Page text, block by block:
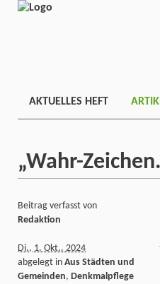
AKTUELLES HEFT
„Wahr-
Beitrag verfasst von
Redaktion
Di., 1. Okt.. 2024
abgelegt in Aus Städten und
Gemeinden, Denkmalpflege